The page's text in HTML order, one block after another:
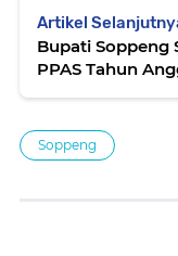
Artikel
Bupati Soppeng
PPAS Tahun
Soppeng